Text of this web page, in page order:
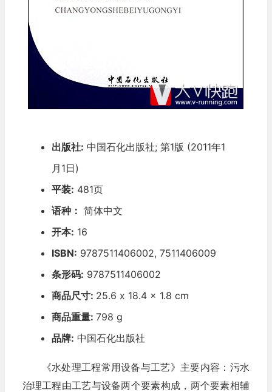
出版社: 中国石化出版社; 第1版 (2011年1
月1日)
平装: 481页
语种： 简体中文
开本: 16
ISBN: 9787511406002, 7511406009
条形码: 9787511406002
商品尺寸: 25.6 x 18.4 x 1.8 cm
商品重量: 798 g
品牌: 中国石化出版社
《水处理工程常用设备与工艺》主要内容：污水
治理工程由工艺与设备两个要素构成，两个要素相辅